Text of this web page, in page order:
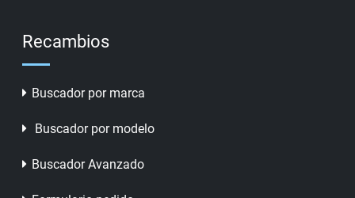
Recambios
Buscador por marca
Buscador por modelo
Buscador Avanzado